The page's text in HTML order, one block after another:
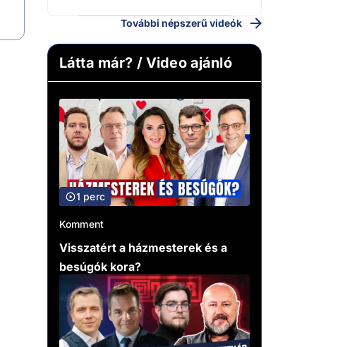
További népszerű videók
Látta már? / Video ajánló
1 perc
Komment
Visszatért a házmesterek és a
besúgók kora?